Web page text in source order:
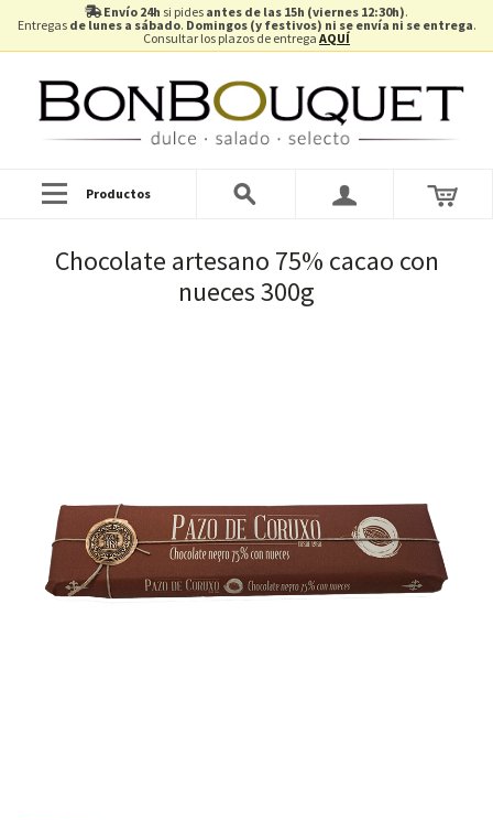
Envío 24h si pides antes de las 15h (viernes 12:30h).
Entregas de lunes a sábado. Domingos (y festivos) ni se envía ni se entrega.
Consultar los plazos de entrega AQUÍ
Productos
Chocolate artesano 75% cacao con
nueces 300g